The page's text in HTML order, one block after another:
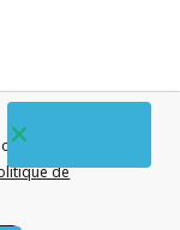
nos services. En
de